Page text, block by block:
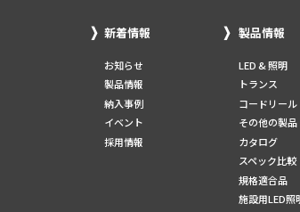
新着情報
お知らせ
製品情報
納入事例
イベント
採用情報
製品情報
LED & 照明
トランス
コードリー
その他の製品
カタログ
スペック比較
規格適合品
施設用LED照